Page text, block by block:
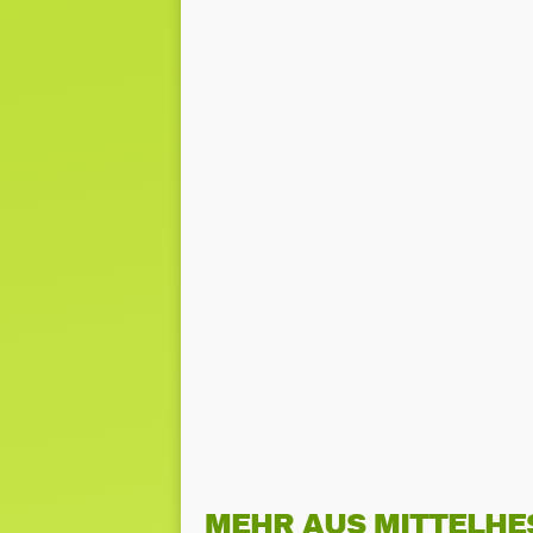
MEHR AUS